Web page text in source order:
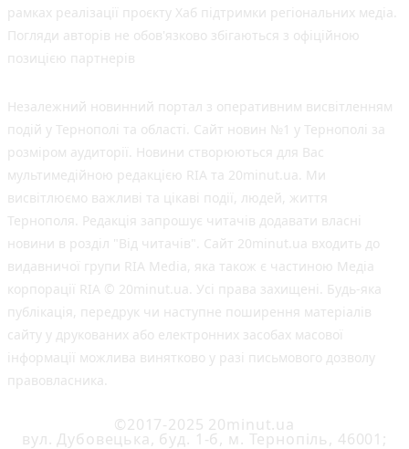
рамках реалізації проєкту Хаб підтримки регіональних медіа.
Погляди авторів не обов'язково збігаються з офіційною
позицією партнерів
Незалежний новинний портал з оперативним висвітленням
подій у Тернополі та області. Сайт новин №1 у Тернополі за
розміром аудиторії. Новини створюються для Вас
мультимедійною редакцією RIA та 20minut.ua. Ми
висвітлюємо важливі та цікаві події, людей, життя
Тернополя. Редакція запрошує читачів додавати власні
новини в розділ "Від читачів". Сайт 20minut.ua входить до
видавничої групи RIA Media, яка також є частиною Медіа
корпорації RIA © 20minut.ua. Усі права захищені. Будь-яка
публiкацiя, передрук чи наступне поширення матеріалів
сайту у друкованих або електронних засобах масової
інформації можлива винятково у разі письмового дозволу
правовласника.
©2017-2025 20minut.ua
вул. Дубовецька, буд. 1-б, м. Тернопіль, 46001;